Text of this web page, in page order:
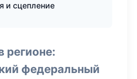
и сцепление
регионе:
федеральный